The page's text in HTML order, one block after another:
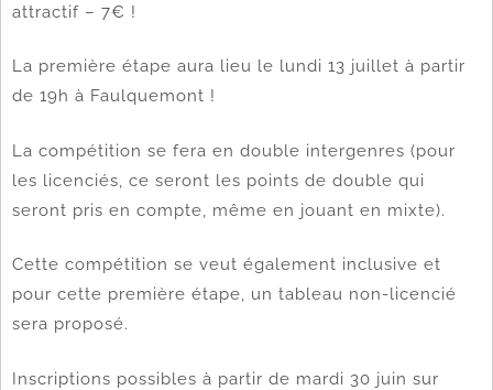
attractif – 7€ !
La première étape aura lieu le lundi 13 juillet à partir
de 19h à Faulquemont !
La compétition se fera en double intergenres (pour
les licenciés, ce seront les points de double qui
seront pris en compte, même en jouant en mixte).
Cette compétition se veut également inclusive et
pour cette première étape, un tableau non-licencié
sera proposé.
Inscriptions possibles à partir de mardi 30 juin sur